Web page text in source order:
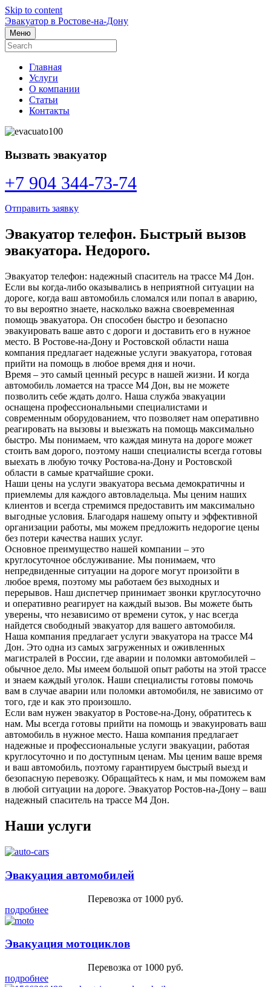
Skip to content
Эвакуатор в Ростове-на-Дону
Меню
Главная
Услуги
О компании
Статьи
Контакты
Вызвать эвакуатор
+7 904 344-73-74
Отправить заявку
Эвакуатор телефон. Быстрый вызов
эвакуатора. Недорого.
Эвакуатор телефон: надежный спаситель на трассе М4 Дон.
Если вы когда-либо оказывались в неприятной ситуации на
дороге, когда ваш автомобиль сломался или попал в аварию,
то вы вероятно знаете, насколько важна своевременная
помощь эвакуатора. Он способен быстро и безопасно
эвакуировать ваше авто с дороги и доставить его в нужное
место. В Ростове-на-Дону и Ростовской области наша
компания предлагает надежные услуги эвакуатора, готовая
прийти на помощь в любое время дня и ночи.
Время – это самый ценный ресурс в нашей жизни. И когда
автомобиль ломается на трассе М4 Дон, вы не можете
позволить себе ждать долго. Наша служба эвакуации
оснащена профессиональными специалистами и
современным оборудованием, что позволяет нам оперативно
реагировать на вызовы и выезжать на помощь максимально
быстро. Мы понимаем, что каждая минута на дороге может
стоить вам дорого, поэтому наши специалисты всегда готовы
выехать в любую точку Ростова-на-Дону и Ростовской
области в самые кратчайшие сроки.
Наши цены на услуги эвакуатора весьма демократичны и
приемлемы для каждого автовладельца. Мы ценим наших
клиентов и всегда стремимся предоставить им максимально
выгодные условия. Благодаря нашему опыту и эффективной
организации работы, мы можем предложить недорогие цены
без потери качества наших услуг.
Основное преимущество нашей компании – это
круглосуточное обслуживание. Мы понимаем, что
непредвиденные ситуации на дороге могут произойти в
любое время, поэтому мы работаем без выходных и
перерывов. Наш диспетчер принимает звонки круглосуточно
и оперативно реагирует на каждый вызов. Вы можете быть
уверены, что независимо от времени суток, у нас всегда
найдется свободный эвакуатор для вашего автомобиля.
Наша компания предлагает услуги эвакуатора на трассе М4
Дон. Это одна из самых загруженных и оживленных
магистралей в России, где аварии и поломки автомобилей –
обычное дело. Мы имеем большой опыт работы на этой трассе
и знаем каждый уголок. Наши специалисты готовы помочь
вам в случае аварии или поломки автомобиля, не зависимо от
того, где и как это произошло.
Если вам нужен эвакуатор в Ростове-на-Дону, обратитесь к
нам. Мы всегда готовы прийти на помощь и эвакуировать ваш
автомобиль в нужное место. Наша компания предлагает
надежные и профессиональные услуги эвакуации, работая
круглосуточно и по доступным ценам. Мы ценим ваше время
и ваш автомобиль, поэтому гарантируем быстрый выезд и
безопасную перевозку. Обращайтесь к нам, и мы поможем вам
в любой ситуации на дороге. Эвакуатор Ростов-на-Дону – ваш
надежный спаситель на трассе М4 Дон.
Наши услуги
Эвакуация автомобилей
Перевозка от 1000 руб.
подробнее
Эвакуация мотоциклов
Перевозка от 1000 руб.
подробнее